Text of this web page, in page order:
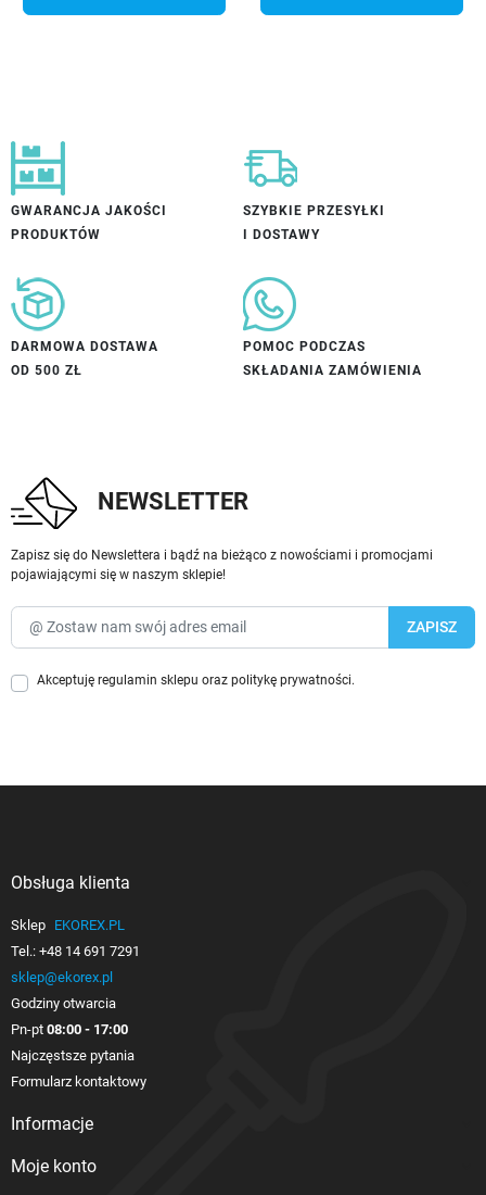
GWARANCJA JAKOŚCI
PRODUKTÓW
SZYBKIE PRZESYŁKI
I DOSTAWY
DARMOWA DOSTAWA
OD 500 ZŁ
POMOC PODCZAS
SKŁADANIA ZAMÓWIENIA
NEWSLETTER
Zapisz się do Newslettera i bądź na bieżąco z nowościami i promocjami
pojawiającymi się w naszym sklepie!
Akceptuję regulamin sklepu oraz politykę prywatności.
Obsługa klienta
Sklep EKOREX.PL
Tel.: +48 14 691 7291
sklep@ekorex.pl
Godziny otwarcia
Pn-pt 08:00 - 17:00
Najczęstsze pytania
Formularz kontaktowy
Informacje
Moje konto